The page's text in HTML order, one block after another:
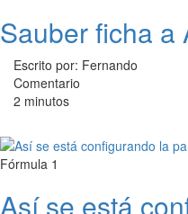
Sauber ficha a
Escrito por: Fernando
Comentario
2 minutos
Fórmula 1
Así se está